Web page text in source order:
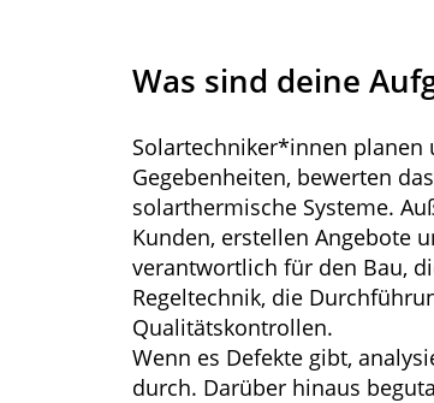
Was sind deine
Solartechniker*innen planen
Gegebenheiten, bewerten
solarthermische Systeme.
Kunden, erstellen Angebote
verantwortlich für den Bau,
Regeltechnik, die
Qualitätskontrollen.
Wenn es Defekte gibt,
durch. Darüber hinaus